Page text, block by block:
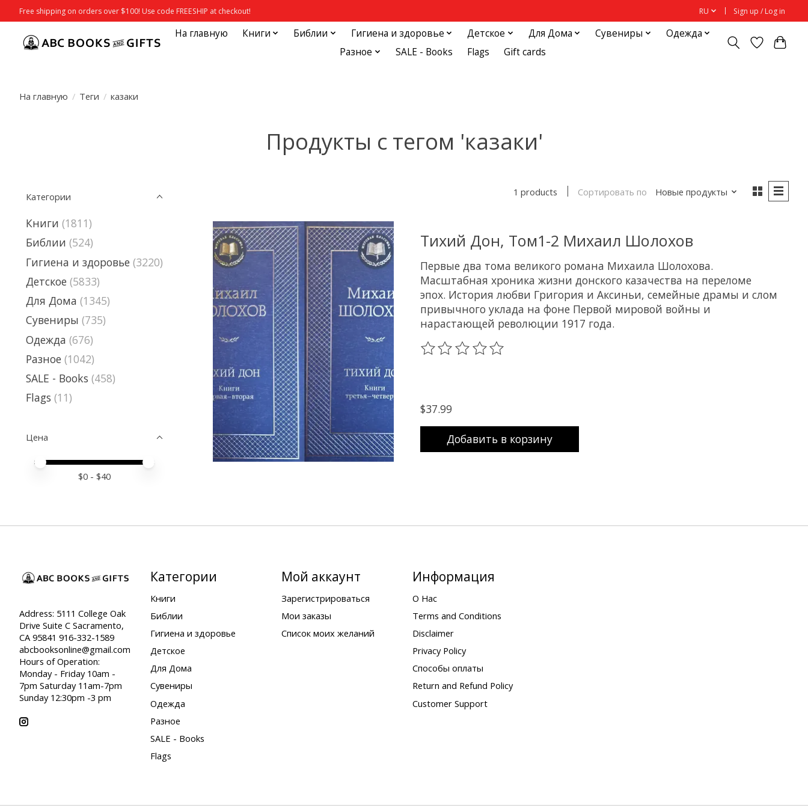
Free shipping on orders over $100! Use code FREESHIP at checkout! RU Sign up / Log in
На главную Книги Библии Гигиена и здоровье Детское Для Дома Сувениры
Одежда
Разное
SALE - Books Flags Gift cards
На главную / Теги / казаки
Продукты с тегом 'казаки'
Категории
Книги (1811)
Библии (524)
Гигиена и здоровье (3220)
Детское (5833)
Для Дома (1345)
Сувениры (735)
Одежда (676)
Разное (1042)
SALE - Books (458)
Flags (11)
Цена
Price minimum value
Price maximum value
$0 - $40
1 products Сортировать по Новые продукты
Тихий Дон, Том1-2 Михаил Шолохов
Первые два тома великого романа Михаила Шолохова.
Масштабная хроника жизни донского казачества на переломе
эпох. История любви Григория и Аксиньи, семейные драмы и слом
привычного уклада на фоне Первой мировой войны и
нарастающей революции 1917 года.
The rating of this product is
$37.99
Добавить в корзину
Address: 5111 College Oak
Drive Suite C Sacramento,
CA 95841 916-332-1589
abcbooksonline@gmail.com
Hours of Operation:
Monday - Friday 10am -
7pm Saturday 11am-7pm
Sunday 12:30pm -3 pm
Категории
Книги
Библии
Гигиена и здоровье
Детское
Для Дома
Сувениры
Одежда
Разное
SALE - Books
Flags
Мой аккаунт
Зарегистрироваться
Мои заказы
Список моих желаний
Информация
О Нас
Terms and Conditions
Disclaimer
Privacy Policy
Способы оплаты
Return and Refund Policy
Customer Support